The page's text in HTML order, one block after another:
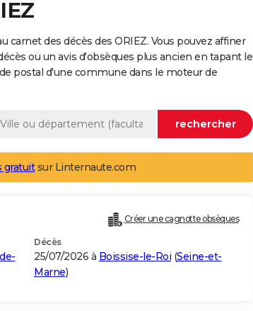
carnet des décès des ORIEZ. Vous pouvez affiner
ou un avis d'obsèques plus ancien en tapant le
postal d'une commune dans le moteur de
gratuitsur Linternaute.com
Créer une cagnotte obsèques
Décès
25/07/2026 à Boissise-le-Roi (Seine-et-
Marne)